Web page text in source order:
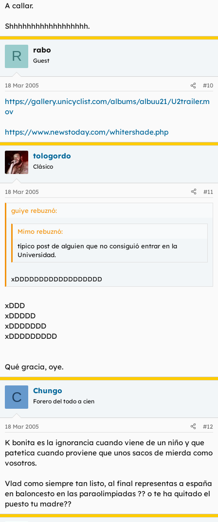
A callar.
Shhhhhhhhhhhhhhhhhh.
R rabo
Guest
18 Mar 2005 #10
https://gallery.unicyclist.com/albums/albuu21/U2trailer.m
ov
https://www.newstoday.com/whitershade.php
tologordo
Clásico
18 Mar 2005 #11
guiye rebuznó:
Mimo rebuznó:
típico post de alguien que no consiguió entrar en la
Universidad.
xDDDDDDDDDDDDDDDDDD
xDDD
xDDDDD
xDDDDDDD
xDDDDDDDDD
Qué gracia, oye.
C Chungo
Forero del todo a cien
18 Mar 2005 #12
K bonita es la ignorancia cuando viene de un niño y que
patetica cuando proviene que unos sacos de mierda como
vosotros.
Vlad como siempre tan listo, al final representas a españa
en baloncesto en las paraolimpiadas ?? o te ha quitado el
puesto tu madre??